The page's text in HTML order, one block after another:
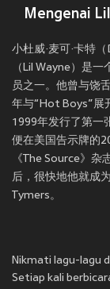
Mengenai
小杜威·麦可·卡特
（Lil Wayne）是
员之一。他曾与饶
年与“Hot Boys”展
1999年发行了第一
便在美国告示牌的
《The Source》
后，很快地他就成
Tymers。
Nikmati lagu-lagu
Setiap kali